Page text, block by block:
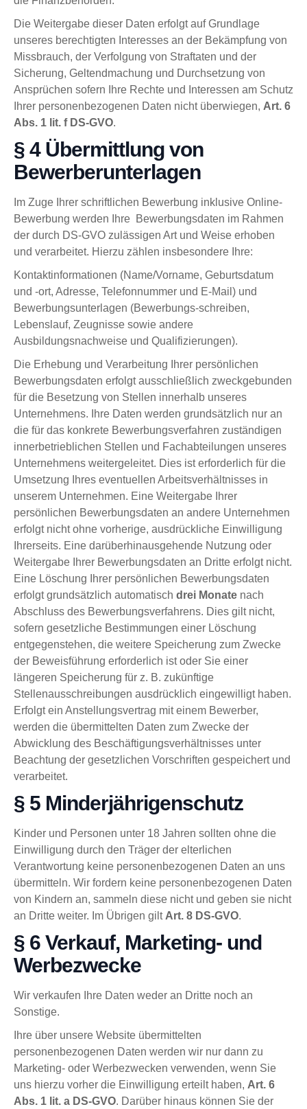
Die Weitergabe dieser Daten erfolgt auf Grundlage
unseres berechtigten Interesses an der Bekämpfung von
Missbrauch, der Verfolgung von Straftaten und der
Sicherung, Geltendmachung und Durchsetzung von
Ansprüchen sofern Ihre Rechte und Interessen am Schutz
Ihrer personenbezogenen Daten nicht überwiegen, Art. 6
Abs. 1 lit. f DS-GVO.
§ 4 Übermittlung von
Bewerberunterlagen
Im Zuge Ihrer schriftlichen Bewerbung inklusive Online-
Bewerbung werden Ihre Bewerbungsdaten im Rahmen
der durch DS-GVO zulässigen Art und Weise erhoben
und verarbeitet. Hierzu zählen insbesondere Ihre:
Kontaktinformationen (Name/Vorname, Geburtsdatum
und -ort, Adresse, Telefonnummer und E-Mail) und
Bewerbungsunterlagen (Bewerbungs-schreiben,
Lebenslauf, Zeugnisse sowie andere
Ausbildungsnachweise und Qualifizierungen).
Die Erhebung und Verarbeitung Ihrer persönlichen
Bewerbungsdaten erfolgt ausschließlich zweckgebunden
für die Besetzung von Stellen innerhalb unseres
Unternehmens. Ihre Daten werden grundsätzlich nur an
die für das konkrete Bewerbungsverfahren zuständigen
innerbetrieblichen Stellen und Fachabteilungen unseres
Unternehmens weitergeleitet. Dies ist erforderlich für die
Umsetzung Ihres eventuellen Arbeitsverhältnisses in
unserem Unternehmen. Eine Weitergabe Ihrer
persönlichen Bewerbungsdaten an andere Unternehmen
erfolgt nicht ohne vorherige, ausdrückliche Einwilligung
Ihrerseits. Eine darüberhinausgehende Nutzung oder
Weitergabe Ihrer Bewerbungsdaten an Dritte erfolgt nicht.
Eine Löschung Ihrer persönlichen Bewerbungsdaten
erfolgt grundsätzlich automatisch drei Monate nach
Abschluss des Bewerbungsverfahrens. Dies gilt nicht,
sofern gesetzliche Bestimmungen einer Löschung
entgegenstehen, die weitere Speicherung zum Zwecke
der Beweisführung erforderlich ist oder Sie einer
längeren Speicherung für z. B. zukünftige
Stellenausschreibungen ausdrücklich eingewilligt haben.
Erfolgt ein Anstellungsvertrag mit einem Bewerber,
werden die übermittelten Daten zum Zwecke der
Abwicklung des Beschäftigungsverhältnisses unter
Beachtung der gesetzlichen Vorschriften gespeichert und
verarbeitet.
§ 5 Minderjährigenschutz
Kinder und Personen unter 18 Jahren sollten ohne die
Einwilligung durch den Träger der elterlichen
Verantwortung keine personenbezogenen Daten an uns
übermitteln. Wir fordern keine personenbezogenen Daten
von Kindern an, sammeln diese nicht und geben sie nicht
an Dritte weiter. Im Übrigen giltArt. 8 DS-GVO.
§ 6 Verkauf, Marketing- und
Werbezwecke
Wir verkaufen Ihre Daten weder an Dritte noch an
Sonstige.
Ihre über unsere Website übermittelten
personenbezogenen Daten werden wir nur dann zu
Marketing- oder Werbezwecken verwenden, wenn Sie
uns hierzu vorher die Einwilligung erteilt haben, Art. 6
Abs. 1 lit. a DS-GVO. Darüber hinaus können Sie der